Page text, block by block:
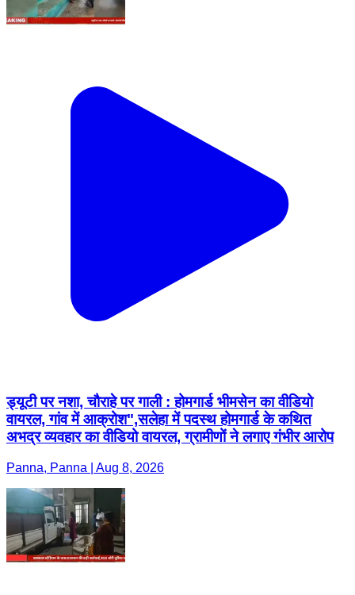
ड्यूटी पर नशा, चौराहे पर गाली : होमगार्ड भीमसेन का वीडियो
वायरल, गांव में आक्रोश",सलेहा में पदस्थ होमगार्ड के कथित
अभद्र व्यवहार का वीडियो वायरल, ग्रामीणों ने लगाए गंभीर आरोप
Panna, Panna | Aug 8, 2026